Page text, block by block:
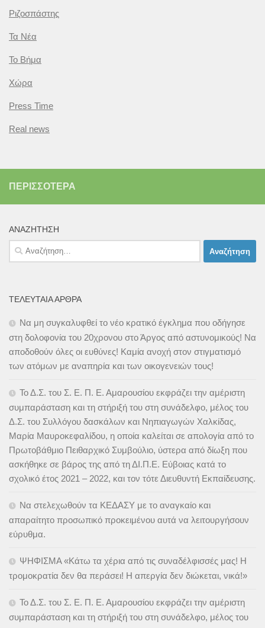
Ριζοσπάστης
Τα Νέα
Το Βήμα
Χώρα
Press Time
Real news
ΠΕΡΙΣΣΌΤΕΡΑ
ΑΝΑΖΉΤΗΣΗ
Αναζήτηση
για:
ΤΕΛΕΥΤΑΊΑ ΆΡΘΡΑ
Να μη συγκαλυφθεί το νέο κρατικό έγκλημα που οδήγησε
στη δολοφονία του 20χρονου στο Άργος από αστυνομικούς! Να
αποδοθούν όλες οι ευθύνες! Καμία ανοχή στον στιγματισμό
των ατόμων με αναπηρία και των οικογενειών τους!
Το Δ.Σ. του Σ. Ε. Π. Ε. Αμαρουσίου εκφράζει την αμέριστη
συμπαράσταση και τη στήριξή του στη συνάδελφο, μέλος του
Δ.Σ. του Συλλόγου δασκάλων και Νηπιαγωγών Χαλκίδας,
Μαρία Μαυροκεφαλίδου, η οποία καλείται σε απολογία από το
Πρωτοβάθμιο Πειθαρχικό Συμβούλιο, ύστερα από δίωξη που
ασκήθηκε σε βάρος της από τη ΔΙ.Π.Ε. Εύβοιας κατά το
σχολικό έτος 2021 – 2022, και τον τότε Διευθυντή Εκπαίδευσης.
Να στελεχωθούν τα ΚΕΔΑΣΥ με το αναγκαίο και
απαραίτητο προσωπικό προκειμένου αυτά να λειτουργήσουν
εύρυθμα.
ΨΗΦΙΣΜΑ «Κάτω τα χέρια από τις συναδέλφισσές μας! Η
τρομοκρατία δεν θα περάσει! Η απεργία δεν διώκεται, νικά!»
Το Δ.Σ. του Σ. Ε. Π. Ε. Αμαρουσίου εκφράζει την αμέριστη
συμπαράσταση και τη στήριξή του στη συνάδελφο, μέλος του